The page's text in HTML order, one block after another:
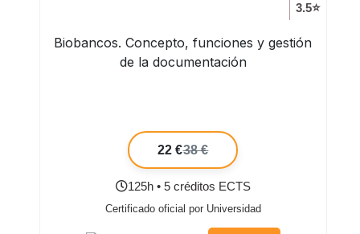
3.5⭐
Biobancos. Concepto, funciones y gestión
de la documentación
22 €38 €
125h • 5 créditos ECTS
Certificado oficial por Universidad